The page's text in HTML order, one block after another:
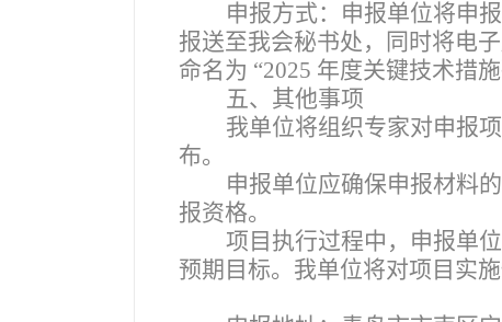
申报方式：申报单位将申
报送至我会秘书处，同时将电
命名为 “2025 年度关键技术措
五、其他事项
我单位将组织专家对申报
布。
申报单位应确保申报材料
报资格。
项目执行过程中，申报单
预期目标。我单位将对项目实